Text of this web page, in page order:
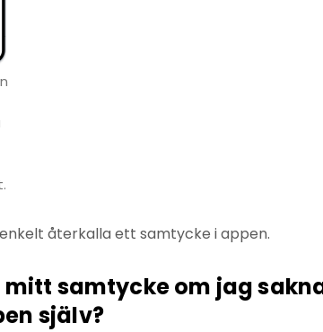
återkalla ett samtycke i appen.
mitt samtycke om jag
själv?